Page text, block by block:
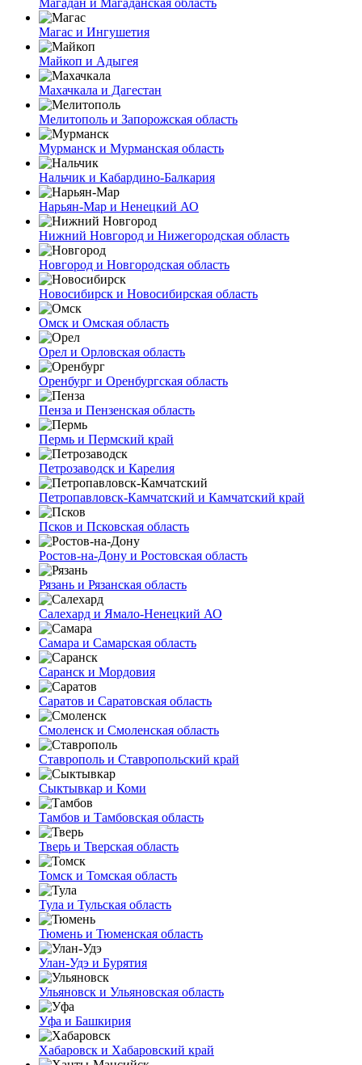
Магадан и Магаданская область
Магас и Ингушетия
Майкоп и Адыгея
Махачкала и Дагестан
Мелитополь и Запорожская область
Мурманск и Мурманская область
Нальчик и Кабардино-Балкария
Нарьян-Мар и Ненецкий АО
Нижний Новгород и Нижегородская область
Новгород и Новгородская область
Новосибирск и Новосибирская область
Омск и Омская область
Орел и Орловская область
Оренбург и Оренбургская область
Пенза и Пензенская область
Пермь и Пермский край
Петрозаводск и Карелия
Петропавловск-Камчатский и Камчатский край
Псков и Псковская область
Ростов-на-Дону и Ростовская область
Рязань и Рязанская область
Салехард и Ямало-Ненецкий АО
Самара и Самарская область
Саранск и Мордовия
Саратов и Саратовская область
Смоленск и Смоленская область
Ставрополь и Ставропольский край
Сыктывкар и Коми
Тамбов и Тамбовская область
Тверь и Тверская область
Томск и Томская область
Тула и Тульская область
Тюмень и Тюменская область
Улан-Удэ и Бурятия
Ульяновск и Ульяновская область
Уфа и Башкирия
Хабаровск и Хабаровский край